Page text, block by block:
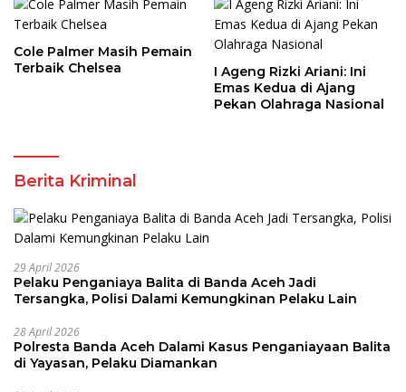
Cole Palmer Masih Pemain
Terbaik Chelsea
I Ageng Rizki Ariani: Ini
Emas Kedua di Ajang
Pekan Olahraga Nasional
Berita Kriminal
29 April 2026
Pelaku Penganiaya Balita di Banda Aceh Jadi
Tersangka, Polisi Dalami Kemungkinan Pelaku Lain
28 April 2026
Polresta Banda Aceh Dalami Kasus Penganiayaan Balita
di Yayasan, Pelaku Diamankan